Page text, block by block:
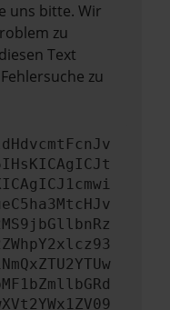
uns bitte. Wir
zu
Text
zu